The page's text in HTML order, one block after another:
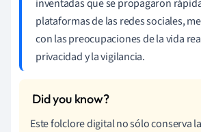
inventadas que se propagaron
plataformas de las redes sociales,
con las preocupaciones de la vida
privacidad y la vigilancia.
Este folclore digital no sólo conserva